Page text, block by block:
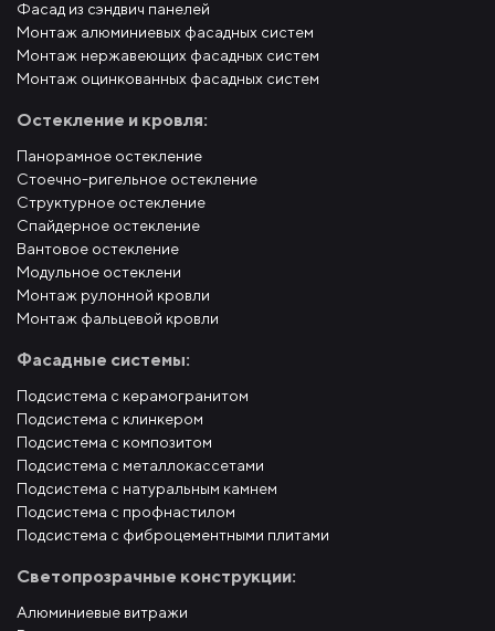
Фасад из сэндвич панелей
Монтаж алюминиевых фасадных систем
Монтаж нержавеющих фасадных систем
Монтаж оцинкованных фасадных систем
Остекление и кровля:
Панорамное остекление
Стоечно-ригельное остекление
Структурное остекление
Спайдерное остекление
Вантовое остекление
Модульное остеклени
Монтаж рулонной кровли
Монтаж фальцевой кровли
Фасадные системы:
Подсистема с керамогранитом
Подсистема с клинкером
Подсистема с композитом
Подсистема с металлокассетами
Подсистема с натуральным камнем
Подсистема с профнастилом
Подсистема с фиброцементными плитами
Светопрозрачные конструкции:
Алюминиевые витражи